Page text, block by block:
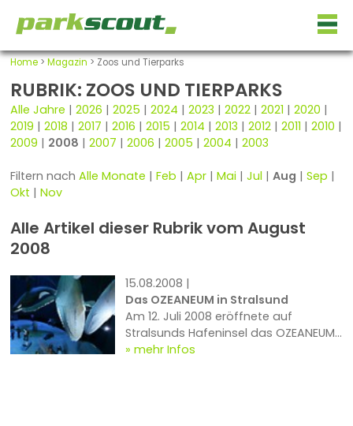
Home> Magazin > Zoos und Tierparks
RUBRIK: ZOOS UND TIERPARKS
Alle Jahre | 2026 | 2025 | 2024 | 2023 | 2022| 2021 | 2020 |
2019 | 2018 | 2017 | 2016 | 2015 | 2014 | 2013 | 2012| 2011 | 2010 |
2009 | 2008 | 2007 | 2006 | 2005 | 2004 | 2003
Filtern nach Alle Monate | Feb | Apr| Mai | Jul | Aug | Sep |
Okt | Nov
Alle Artikel dieser Rubrik vom August
2008
15.08.2008 |
Das OZEANEUM in Stralsund
Am 12. Juli 2008 eröffnete auf
Stralsunds Hafeninsel das OZEANEUM,
ein weiterer Standort des Deutschen
mehr Infos